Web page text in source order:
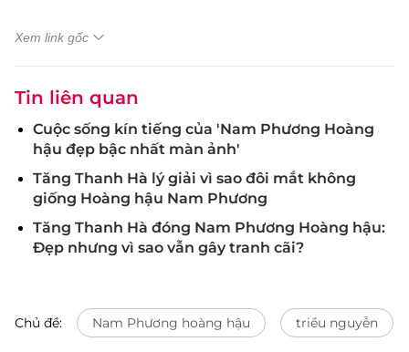
Xem link gốc
Tin liên quan
Cuộc sống kín tiếng của 'Nam Phương Hoàng
hậu đẹp bậc nhất màn ảnh'
Tăng Thanh Hà lý giải vì sao đôi mắt không
giống Hoàng hậu Nam Phương
Tăng Thanh Hà đóng Nam Phương Hoàng hậu:
Đẹp nhưng vì sao vẫn gây tranh cãi?
Chủ đề: Nam Phương hoàng hậu triều nguyễn